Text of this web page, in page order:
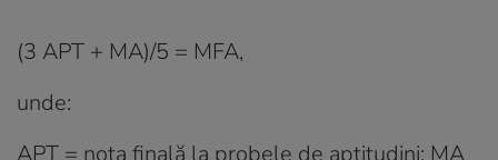
(3 APT + MA)/5 = MFA,
unde:
APT = nota finală la probele de aptitudini; MA